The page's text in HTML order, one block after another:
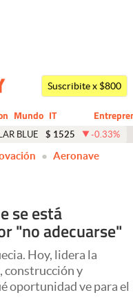
Suscribite x $800
Mundo
CIO
IT
Business
BLUE $ 1525 -0.33%
Aeronave
se está
"no adecuarse"
Hoy, lidera la
construcción y
oportunidad ve para el